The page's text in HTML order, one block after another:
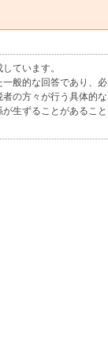
ています。
般的な回答であり、
の方々が行う具体的
生ずることがあるこ